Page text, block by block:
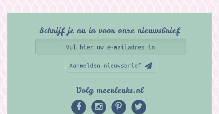
Schrijf je nu in voor onze nieuwsbrief
Aanmelden nieuwsbrief
Volg meerleuks.nl